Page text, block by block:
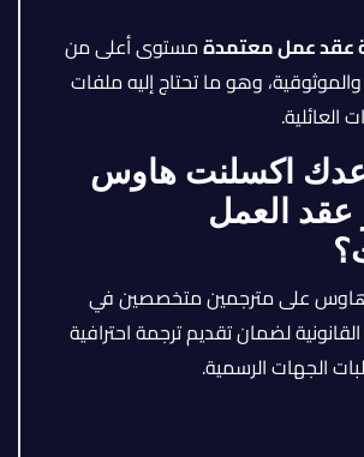
عقد عمل معتمدةمستوى أعلى من
وهو ما تحتاج إليه ملفات
العائلية.
اكسلنت هاوس
عقد العمل
على مترجمين متخصصين في
لضمان تقديم ترجمة احترافية
الجهات الرسمية.